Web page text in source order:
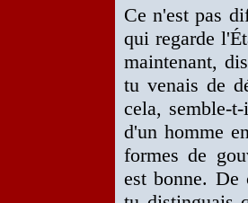
Ce n'est pas
qui regarde
maintenant,
tu venais de
cela, semble-
d'un homme
formes de
est bonne. De